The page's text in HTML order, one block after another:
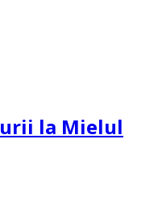
la Mielul